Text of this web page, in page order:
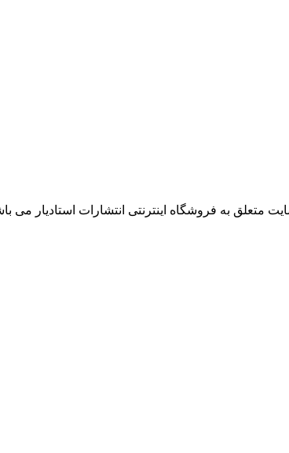
متعلق به فروشگاه اینترنتی انتشارات استادیار می